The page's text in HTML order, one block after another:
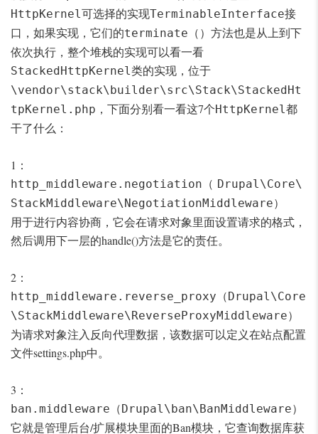
HttpKernel可选择的实现TerminableInterface接
口，如果实现，它们的terminate（） 方法也是从上到下
依次执行，整个堆栈的实现可以看一看
StackedHttpKernel类的实现，位于
\vendor\stack\builder\src\Stack\StackedHt
tpKernel.php ，下面分别看一看这7个HttpKernel都
干了什么：
1：
http_middleware.negotiation （ Drupal\Core\
StackMiddleware\NegotiationMiddleware）
用于进行内容协商，它会在请求对象里面设置请求的格式，
然后调用下一层的handle()方法是它的责任。
2：
http_middleware.reverse_proxy （Drupal\Core
\StackMiddleware\ReverseProxyMiddleware）
为请求对象注入反向代理数据，该数据可以定义在站点配置
文件settings.php中。
3：
ban.middleware （Drupal\ban\BanMiddleware）
它就是管理后台/扩展模块里面的Ban模块，它查询数据库获